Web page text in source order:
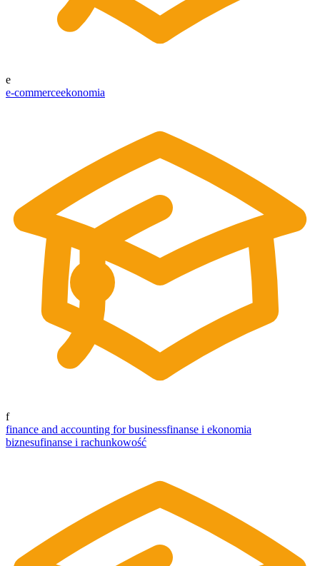
e
e-commerceekonomia
f
finance and accounting for businessfinanse i ekonomia
biznesufinanse i rachunkowość